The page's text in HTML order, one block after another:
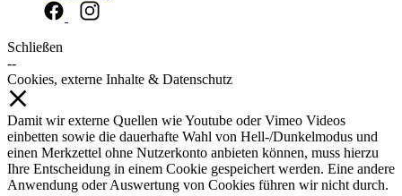
Schließen
--
Cookies, externe Inhalte & Datenschutz
Damit wir externe Quellen wie Youtube oder Vimeo Videos
einbetten sowie die dauerhafte Wahl von Hell-/Dunkelmodus und
einen Merkzettel ohne Nutzerkonto anbieten können, muss hierzu
Ihre Entscheidung in einem Cookie gespeichert werden. Eine andere
Anwendung oder Auswertung von Cookies führen wir nicht durch.